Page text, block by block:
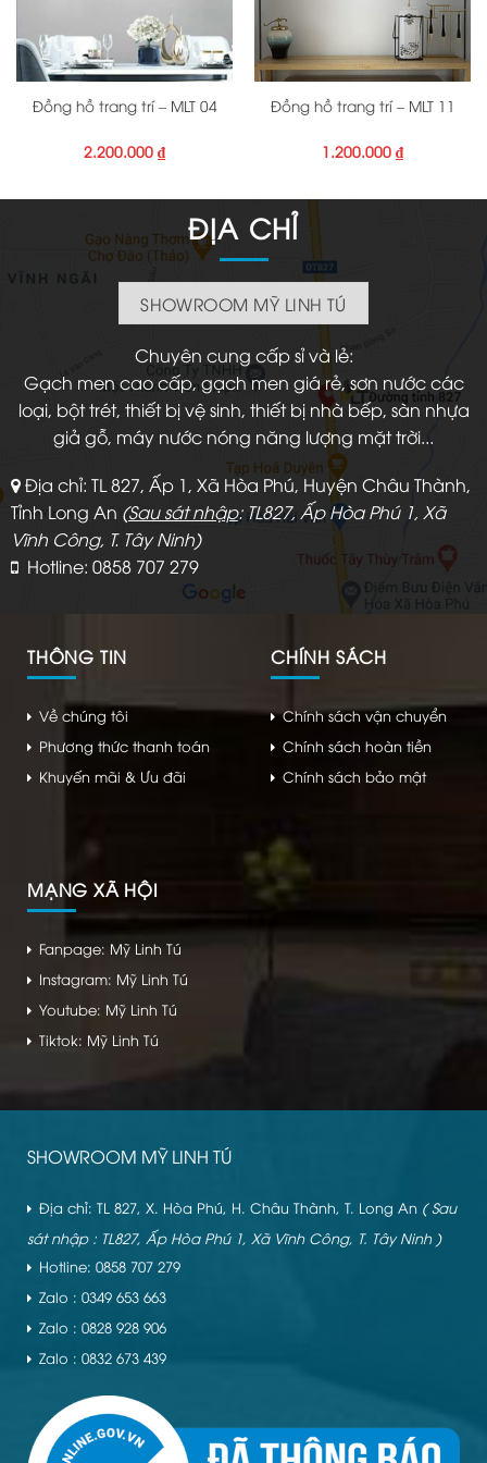
Đồng hồ trang trí – MLT 04
2.200.000 ₫
Đồng hồ trang trí – MLT 11
1.200.000 ₫
ĐỊA CHỈ
SHOWROOM MỸ LINH TÚ
Chuyên cung cấp sỉ và lẻ:
Gạch men cao cấp, gạch men giá rẻ, sơn nước các
loại, bột trét, thiết bị vệ sinh, thiết bị nhà bếp, sàn nhựa
giả gỗ, máy nước nóng năng lượng mặt trời...
Địa chỉ: TL 827, Ấp 1, Xã Hòa Phú, Huyện Châu Thành,
Tỉnh Long An (Sau sát nhập: TL827, Ấp Hòa Phú 1, Xã
Vĩnh Công, T. Tây Ninh)
Hotline: 0858 707 279
THÔNG TIN
Về chúng tôi
Phương thức thanh toán
Khuyến mãi & Ưu đãi
CHÍNH SÁCH
Chính sách vận chuyển
Chính sách hoàn tiền
Chính sách bảo mật
MẠNG XÃ HỘI
Fanpage: Mỹ Linh Tú
Instagram: Mỹ Linh Tú
Youtube: Mỹ Linh Tú
Tiktok: Mỹ Linh Tú
SHOWROOM MỸ LINH TÚ
Địa chỉ: TL 827, X. Hòa Phú, H. Châu Thành, T. Long An ( Sau
sát nhập : TL827, Ấp Hòa Phú 1, Xã Vĩnh Công, T. Tây Ninh )
Hotline: 0858 707 279
Zalo : 0349 653 663
Zalo : 0828 928 906
Zalo : 0832 673 439